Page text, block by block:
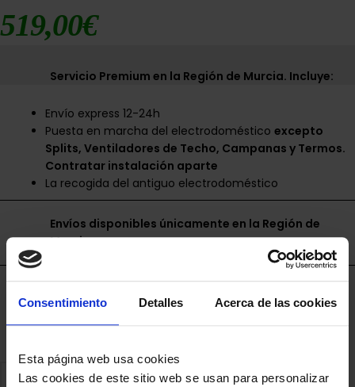
Consentimiento Detalles Acerca de las cookies
Esta página web usa cookies
Las cookies de este sitio web se usan para personalizar
519,00€
Servicio Premium en la Región de Murcia. Incluye:
Envío express 12-24h
Puesta en marcha del electrodomésticoexcepto
Splits, Ventiladores de Techo, Campanas y Termos.
Contratar instalación aparte
La recogida del antiguo electrodoméstico
Envíos disponibles únicamente en la Región de
Murcia.